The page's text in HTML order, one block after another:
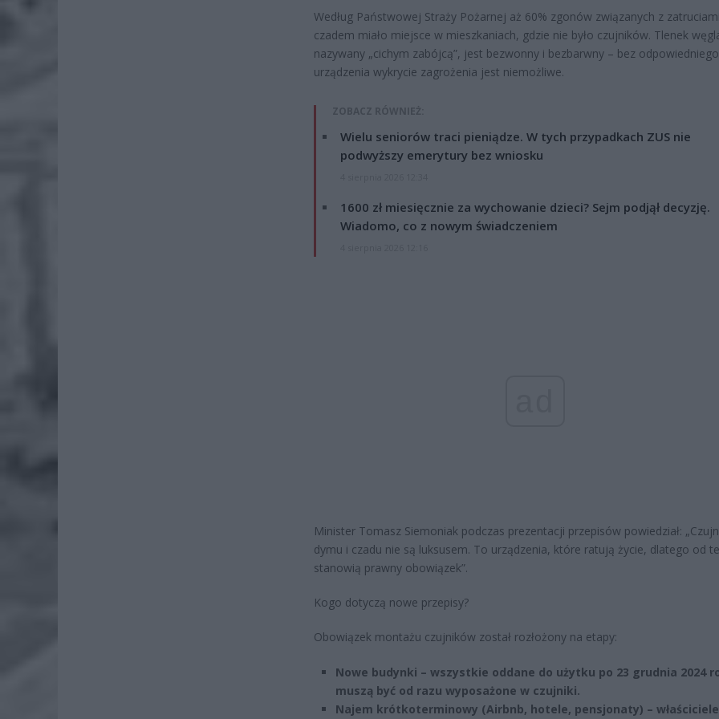
Według Państwowej Straży Pożarnej aż 60% zgonów związanych z
czadem miało miejsce w mieszkaniach, gdzie nie było czujników. Tlenek
nazywany „cichym zabójcą”, jest bezwonny i bezbarwny – bez odpowiedniego
urządzenia wykrycie zagrożenia jest niemożliwe.
ZOBACZ RÓWNIEŻ:
Wielu seniorów traci pieniądze. W tych przypadkach ZUS nie
podwyższy emerytury bez wniosku
1600 zł miesięcznie za wychowanie dzieci? Sejm podjął decyzję.
Wiadomo, co z nowym świadczeniem
Minister Tomasz Siemoniak podczas prezentacji przepisów powiedział:
dymu i czadu nie są luksusem. To urządzenia, które ratują życie, dlatego od
stanowią prawny obowiązek”.
Kogo dotyczą nowe przepisy?
Obowiązek montażu czujników został rozłożony na etapy:
Nowe budynki – wszystkie oddane do użytku po 23 grudnia 2024
muszą być od razu wyposażone w czujniki.
Najem krótkoterminowy (Airbnb, hotele, pensjonaty) –